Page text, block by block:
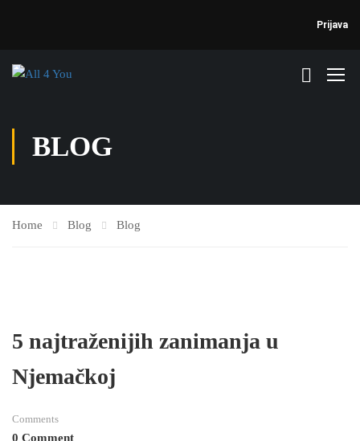
Prijava
BLOG
Home Blog Blog
5 najtraženijih zanimanja u
Njemačkoj
Comments
0 Comment